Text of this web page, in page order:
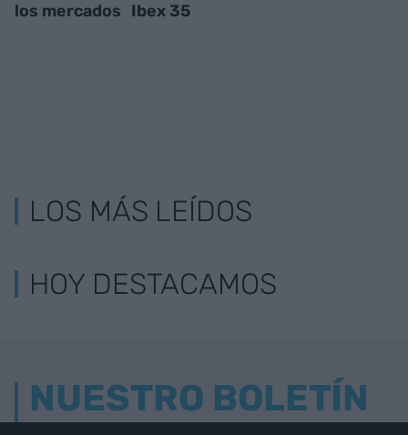
los mercados Ibex 35
LOS MÁS LEÍDOS
HOY DESTACAMOS
NUESTRO BOLETÍN